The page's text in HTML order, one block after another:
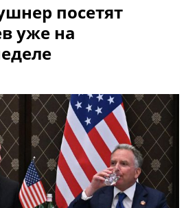
посетят
уже на